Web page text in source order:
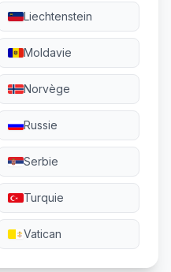
Liechtenstein
Moldavie
Norvège
Russie
Serbie
Turquie
Vatican